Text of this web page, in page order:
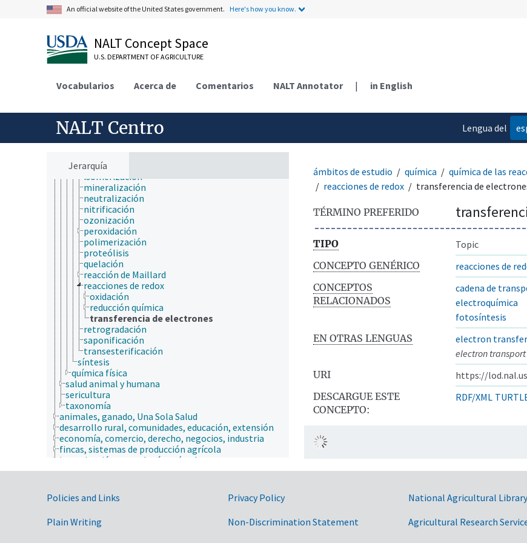
An official website of the United States government. Here's how you know.
NALT Concept Space
U.S. DEPARTMENT OF AGRICULTURE
Vocabularios Acerca de Comentarios NALT Annotator | in English
NALT Centro
Lengua del
Jerarquía
delignificación
desfosforilación
deshalogenación
desnitrificación
fosforilación
glucosilación
hidrogenación
hidrólisis
hidroxilación
intercambio de iones
ionización
isomerización
mineralización
neutralización
nitrificación
ozonización
peroxidación
polimerización
proteólisis
quelación
reacción de Maillard
reacciones de redox
oxidación
reducción química
transferencia de electrones
retrogradación
saponificación
transesterificación
síntesis
química física
salud animal y humana
sericultura
taxonomía
animales, ganado, Una Sola Salud
desarrollo rural, comunidades, educación, extensión
economía, comercio, derecho, negocios, industria
fincas, sistemas de producción agrícola
investigación, tecnología, métodos
jerarquía taxonómica
producción de plantas, horticultura
recursos naturales, conservación, medio ambiente
zonas geográficas
ámbitos de estudio química química de las
reacciones de redox
transferencia de
TÉRMINO PREFERIDO
TIPO
Topic
CONCEPTO GENÉRICO
reacciones de
CONCEPTOS
RELACIONADOS
cadena de
electroquímica
fotosíntesis
EN OTRAS LENGUAS
electron transfer
electron transport
URI
https://
DESCARGUE ESTE
CONCEPTO:
RDF/XML
Government Links
Policies and Links
Plain Writing
Privacy Policy
Non-Discrimination Statement
National Agricultural Library
Agricultural Research